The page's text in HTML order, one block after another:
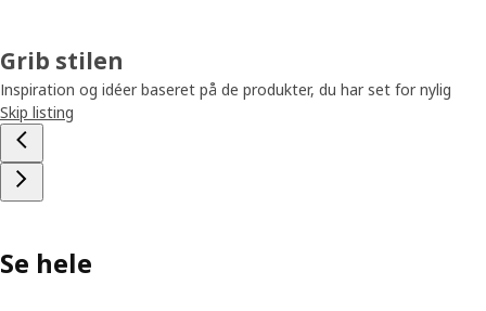
Grib stilen
Inspiration og idéer baseret på de produkter, du har set for nylig
Skip listing
Se hele